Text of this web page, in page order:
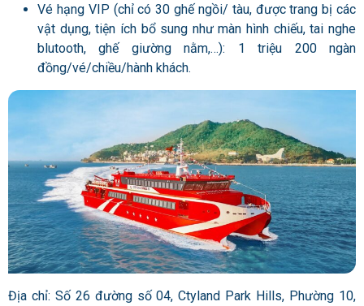
Vé hạng VIP (chỉ có 30 ghế ngồi/ tàu, được trang bị các
vật dụng, tiện ích bổ sung như màn hình chiếu, tai nghe
blutooth, ghế giường nằm,…): 1 triệu 200 ngàn
đồng/vé/chiều/hành khách.
Địa chỉ: Số 26 đường số 04, Ctyland Park Hills, Phường 10,